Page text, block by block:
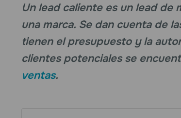
Un lead caliente es un lead
una marca. Se dan cuenta de
tienen el presupuesto y la
clientes potenciales se
ventas.